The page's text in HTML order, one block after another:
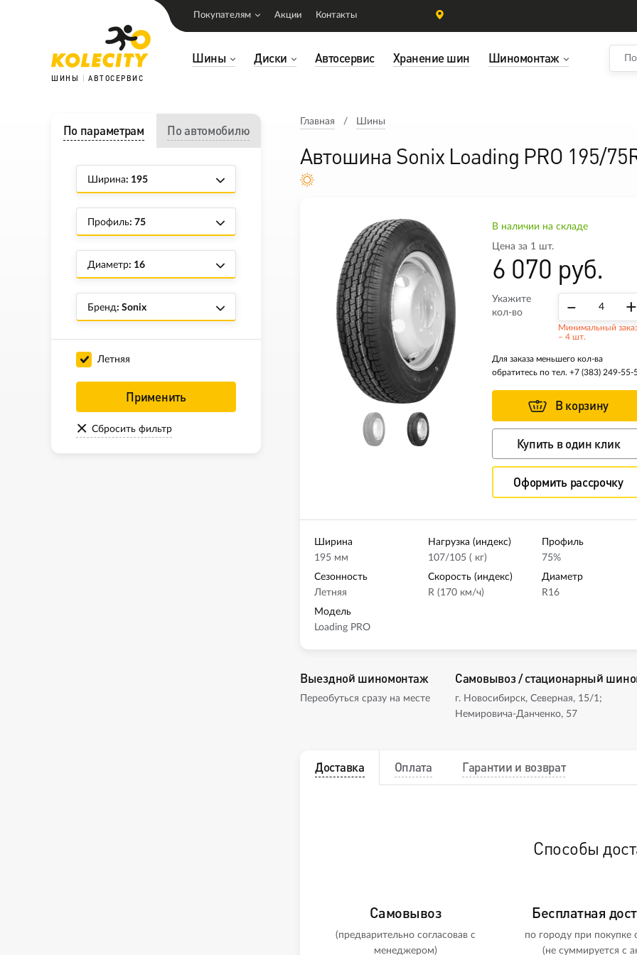
ШИНЫ АВТОСЕРВИС
Шины Диски Автосервис Хранение шин Шиномонтаж
Покупателям Акции Контакты
Главная Шины
Автошина Sonix Loading PRO 195/
По параметрам По автомобилю
Ширина: 195
Профиль: 75
Диаметр: 16
Бренд: Sonix
Летняя
Применить
Сбросить фильтр
В наличии на складе
Цена за 1 шт.
6 070 руб.
Укажите
кол-во
– +
Минимальный
– 4 шт.
Для заказа меньшего кол-ва
обратитесь по тел. +7 (383) 249-55-
В корзину
Купить в один клик
Оформить рассрочку
Ширина
195 мм
Нагрузка (индекс)
107/105 ( кг)
Профиль
75%
Сезонность
Летняя
Скорость (индекс)
R (170 км/ч)
Диаметр
R16
Модель
Loading PRO
Выездной шиномонтаж
Переобуться сразу на месте
Самовывоз / стационарный
г. Новосибирск, Северная, 15/1;
Немировича-Данченко, 57
Доставка Оплата Гарантии и возврат
Способы
Самовывоз
(предварительно согласовав с
менеджером)
Бесплатная
по городу при покупке
(не суммируется с